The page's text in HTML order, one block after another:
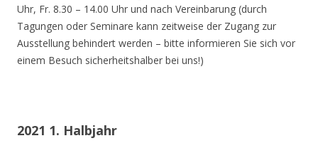
Uhr, Fr. 8.30 – 14.00 Uhr und nach Vereinbarung (durch
Tagungen oder Seminare kann zeitweise der Zugang zur
Ausstellung behindert werden – bitte informieren Sie sich vor
einem Besuch sicherheitshalber bei uns!)
2021 1. Halbjahr